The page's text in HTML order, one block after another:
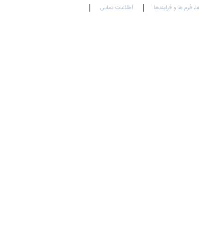
فرم ها و فرایندها اطلاعات تماس